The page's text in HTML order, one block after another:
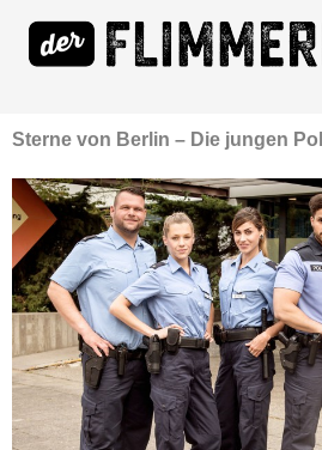
Sterne von Berlin – Die jungen